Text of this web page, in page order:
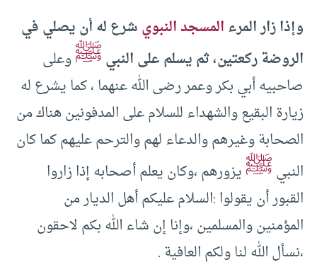
وإذا زار المرءالمسجد النبويشرع له أن يصلي في
الروضة ركعتين، ثم يسلم على النبيﷺوعلى
صاحبيه أبي بكر وعمر رضى الله عنهما ، كما يشرع له
زيارة البقيع والشهداء للسلام على المدفونين هناك من
الصحابة وغيرهم والدعاء لهم والترحم عليهم كما كان
النبيﷺيزورهم ،وكان يعلم أصحابه إذا زاروا
القبور أن يقولوا :السلام عليكم أهل الديار من
المؤمنين والمسلمين ،وإنا إن شاء الله بكم لاحقون
،نسأل الله لنا ولكم العافية .